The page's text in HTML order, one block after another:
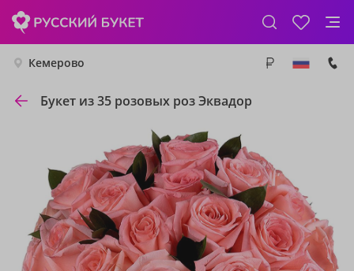
Кемерово
Букет из 35 розовых роз Эквадор